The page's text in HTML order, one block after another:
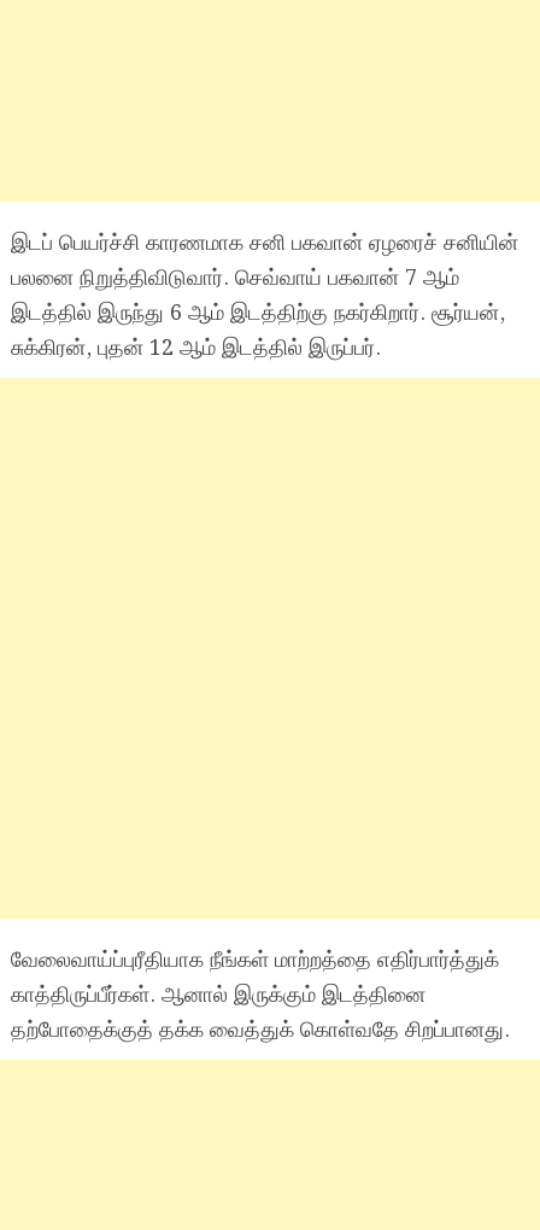
இடப் பெயர்ச்சி காரணமாக சனி பகவான் ஏழரைச் சனியின்
பலனை நிறுத்திவிடுவார். செவ்வாய் பகவான் 7 ஆம்
இடத்தில் இருந்து 6 ஆம் இடத்திற்கு நகர்கிறார். சூர்யன்,
சுக்கிரன், புதன் 12 ஆம் இடத்தில் இருப்பர்.
வேலைவாய்ப்புரீதியாக நீங்கள் மாற்றத்தை எதிர்பார்த்துக்
காத்திருப்பீர்கள். ஆனால் இருக்கும் இடத்தினை
தற்போதைக்குத் தக்க வைத்துக் கொள்வதே சிறப்பானது.